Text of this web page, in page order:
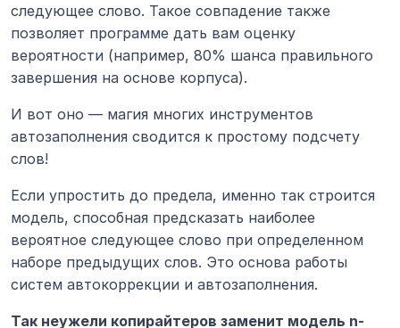
следующее слово. Такое совпадение также
позволяет программе дать вам оценку
вероятности (например, 80% шанса правильного
завершения на основе корпуса).
И вот оно — магия многих инструментов
автозаполнения сводится к простому подсчету
слов!
Если упростить до предела, именно так строится
модель, способная предсказать наиболее
вероятное следующее слово при определенном
наборе предыдущих слов. Это основа работы
систем автокоррекции и автозаполнения.
Так неужели копирайтеров заменит модель n-